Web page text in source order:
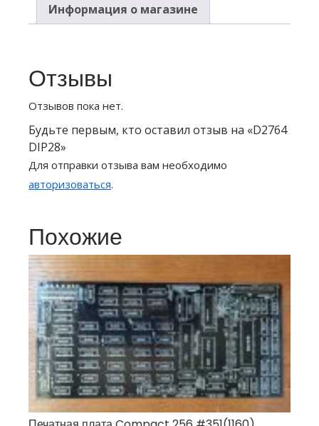
Информация о магазине
Отзывы
Отзывов пока нет.
Будьте первым, кто оставил отзыв на «D2764
DIP28»
Для отправки отзыва вам необходимо
авторизоваться.
Похожие